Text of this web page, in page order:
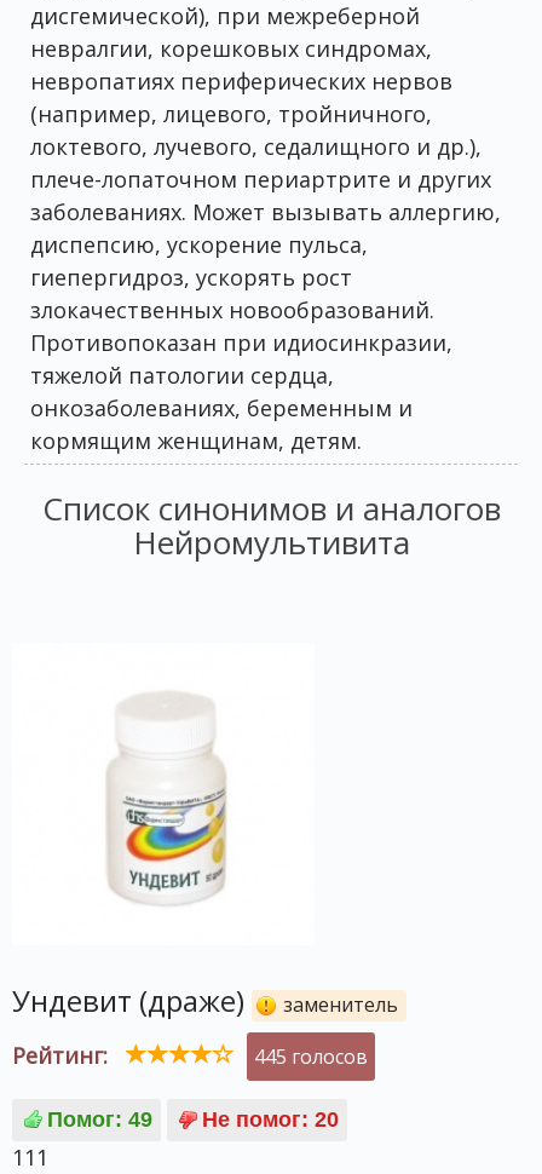
дисгемической), при межреберной
невралгии, корешковых синдромах,
невропатиях периферических нервов
(например, лицевого, тройничного,
локтевого, лучевого, седалищного и др.),
плече-лопаточном периартрите и других
заболеваниях. Может вызывать аллергию,
диспепсию, ускорение пульса,
гиепергидроз, ускорять рост
злокачественных новообразований.
Противопоказан при идиосинкразии,
тяжелой патологии сердца,
онкозаболеваниях, беременным и
кормящим женщинам, детям.
Список синонимов и аналогов
Нейромультивита
Ундевит (драже) заменитель
Рейтинг: 445 голосов
111